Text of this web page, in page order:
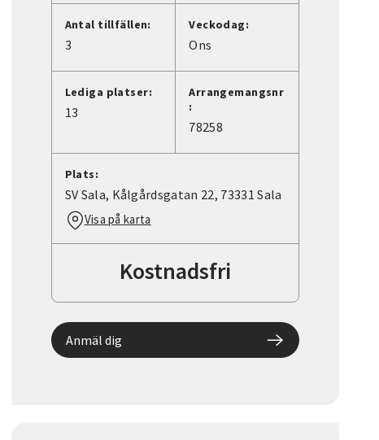
Antal tillfällen:
3
Veckodag:
Ons
Lediga platser:
13
Arrangemangsnr
:
78258
Plats:
SV Sala, Kålgårdsgatan 22, 73331 Sala
Visa på karta
Kostnadsfri
Anmäl dig